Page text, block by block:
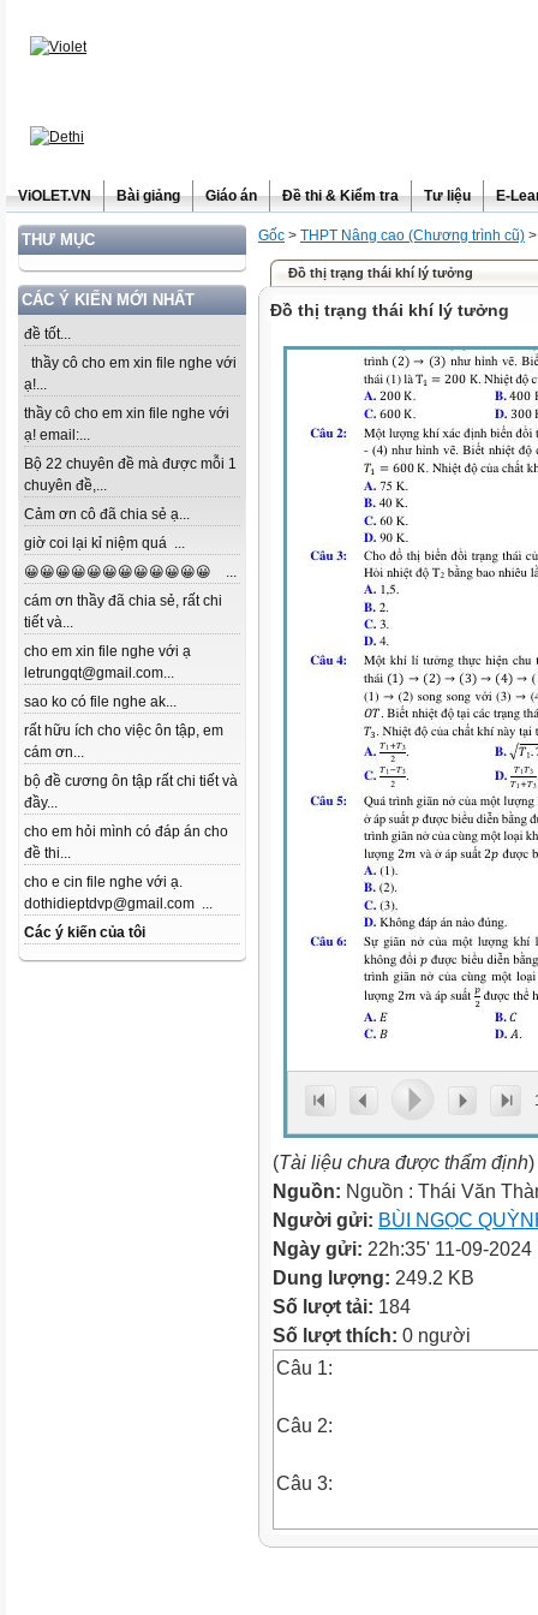
ViOLET.VN Bài giảng Giáo án Đề thi & Kiểm tra Tư liệu E-
THƯ MỤC
CÁC Ý KIẾN MỚI NHẤT
đề tốt...
thầy cô cho em xin file nghe với
ạ!...
thầy cô cho em xin file nghe với
ạ! email:...
Bộ 22 chuyên đề mà được mỗi 1
chuyên đề,...
Cảm ơn cô đã chia sẻ ạ...
giờ coi lại kỉ niệm quá ...
😀😀😀😀😀😀😀😀😀😀😀😀 ...
cám ơn thầy đã chia sẻ, rất chi
tiết và...
cho em xin file nghe với ạ
letrungqt@gmail.com...
sao ko có file nghe ak...
rất hữu ích cho việc ôn tập, em
cám ơn...
bộ đề cương ôn tập rất chi tiết và
đầy...
cho em hỏi mình có đáp án cho
đề thi...
cho e cin file nghe với ạ.
dothidieptdvp@gmail.com ...
Các ý kiến của tôi
Gốc > THPT Nâng cao (Chương trình cũ)
Đồ thị trạng thái khí lý tưởng
Đồ thị trạng thái khí lý tưởng
(Tài liệu chưa được thẩm định)
Nguồn: Nguồn : Thái Văn
Người gửi: BÙI NGỌC
Ngày gửi: 22h:35' 11-09-2024
Dung lượng: 249.2 KB
Số lượt tải: 184
Số lượt thích: 0 người
Câu 1:
Câu 2:
Câu 3: